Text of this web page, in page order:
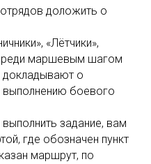
доложить о
«Лётчики»,
маршевым шагом
докладывают о
выполнению боевого
задание, вам
где обозначен пункт
маршрут, по